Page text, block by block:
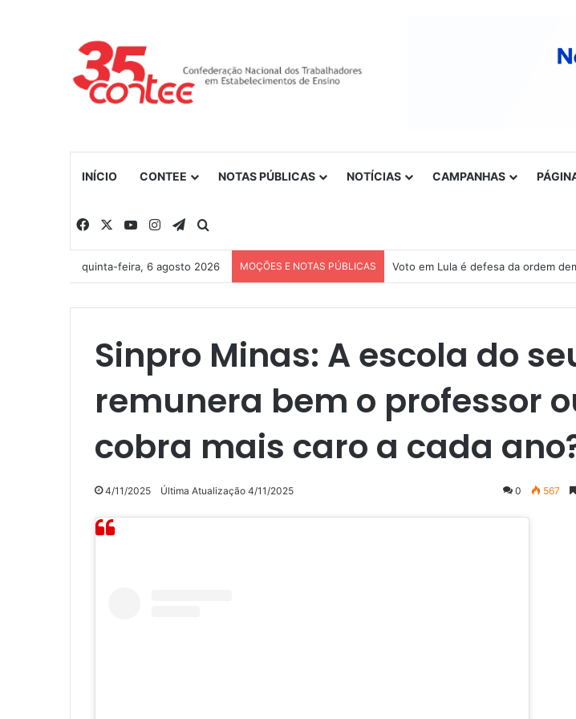
INÍCIO CONTEE NOTAS PÚBLICAS NOTÍCIAS CAMPANHAS
Facebook YouTubeInstagramTelegram
quinta-feira, 6 agosto 2026 MOÇÕES E NOTAS PÚBLICAS Voto em Lula é defesa da ordem
Sinpro Minas: A escola do
remunera bem o professor
cobra mais caro a cada
4/11/2025 Última Atualização 4/11/2025 0 567